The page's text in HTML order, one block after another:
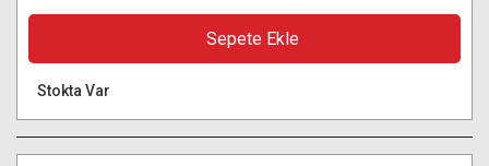
Sepete Ekle
Stokta Var